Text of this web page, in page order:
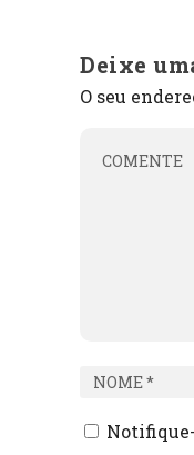
Deixe
O seu